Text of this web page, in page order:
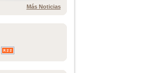
Más Noticias